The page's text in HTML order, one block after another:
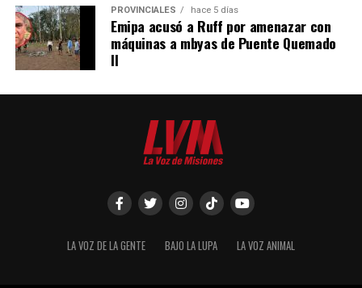
– El Estado deberá fundamentar los motivos claramente
de esa medida.
– Se estableció un tope 30% de indemnización por lucro
cesante.
– La tasa de interés que se deberá pagar será la del
Índice de precios al Consumidor más la tasa del Banco
Nación a treinta días. No se realizará la transferencia sin
el pago de la indemnización, aunque el Estado podrá
pedir la posesión de ese bien.
– El juez podrá pedir un dictamen del Tribunal de
PROVINCIALES hace 5 días
Emipa acusó a Ruff por amenazar con
máquinas a mbyas de Puente Quemado
II
LA VOZ DE LA GENTE BAJO LA LUPA LA VOZ ANIMAL